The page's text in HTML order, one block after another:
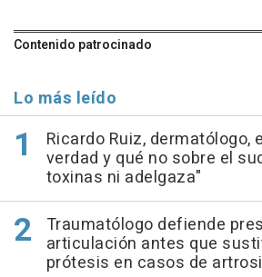
Contenido patrocinado
Lo más leído
Ricardo Ruiz, dermatólogo,
verdad y qué no sobre el
toxinas ni adelgaza"
Traumatólogo defiende
articulación antes que
prótesis en casos de